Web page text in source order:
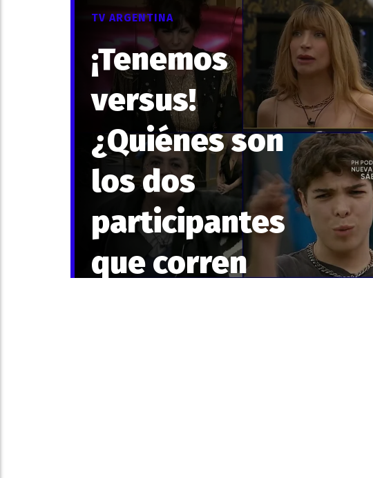
¡Tenemos
versus!
¿Quiénes son
los dos
participantes
que corren
TV ARGENTINA